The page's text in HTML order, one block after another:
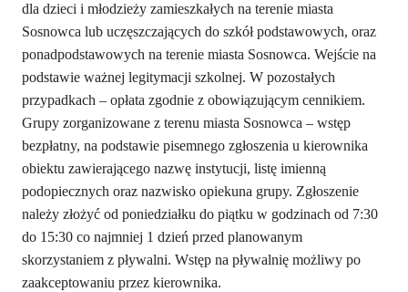
dla dzieci i młodzieży zamieszkałych na terenie miasta
Sosnowca lub uczęszczających do szkół podstawowych, oraz
ponadpodstawowych na terenie miasta Sosnowca. Wejście na
podstawie ważnej legitymacji szkolnej. W pozostałych
przypadkach – opłata zgodnie z obowiązującym cennikiem.
Grupy zorganizowane z terenu miasta Sosnowca – wstęp
bezpłatny, na podstawie pisemnego zgłoszenia u kierownika
obiektu zawierającego nazwę instytucji, listę imienną
podopiecznych oraz nazwisko opiekuna grupy. Zgłoszenie
należy złożyć od poniedziałku do piątku w godzinach od 7:30
do 15:30 co najmniej 1 dzień przed planowanym
skorzystaniem z pływalni. Wstęp na pływalnię możliwy po
zaakceptowaniu przez kierownika.